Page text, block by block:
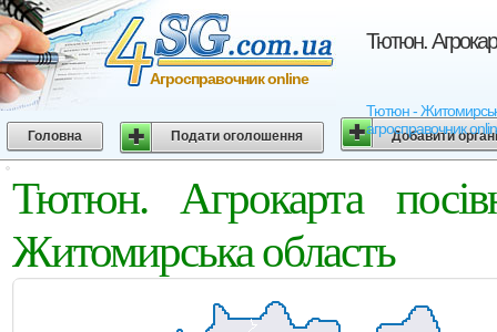
Тютюн.
Тютюн - Житомирська
агросправочник
Агросправочник online
Головна Подати оголошення Добавити
Тютюн. Агрокарта
Житомирська область